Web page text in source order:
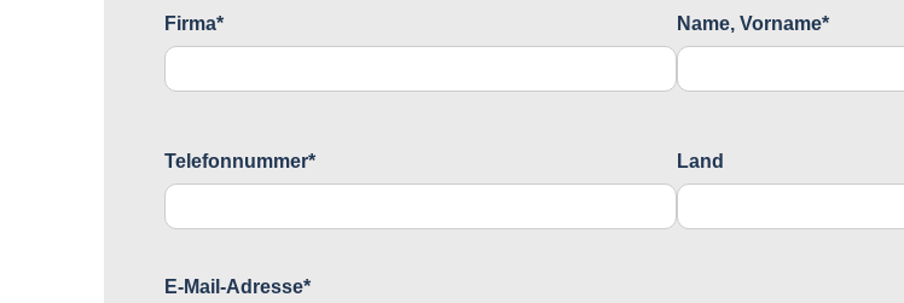
Firma* Name, Vorname*
Telefonnummer* Land
E-Mail-Adresse*